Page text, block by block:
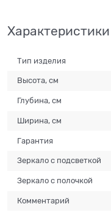
Характеристики
Тип изделия
Высота, см
Глубина, см
Ширина, см
Гарантия
Зеркало с подсветкой
Зеркало с полочкой
Комментарий